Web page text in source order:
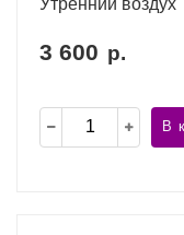
3 600 р.
В